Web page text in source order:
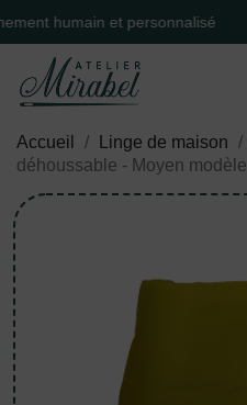
humain et personnalisé
Accueil Linge de maison
déhoussable - Moyen modèle